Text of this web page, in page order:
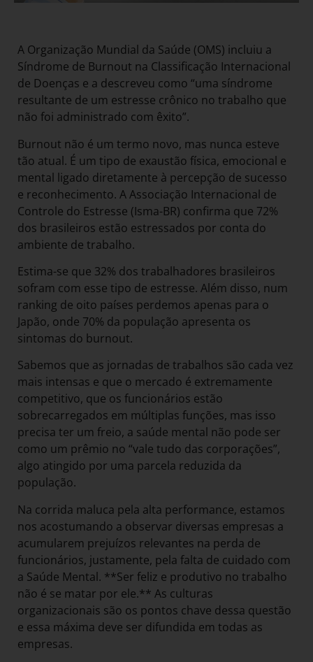
A Organização Mundial da Saúde (OMS) incluiu a
Síndrome de Burnout na Classificação Internacional
de Doenças e a descreveu como “uma síndrome
resultante de um estresse crônico no trabalho que
não foi administrado com êxito”.
Burnout não é um termo novo, mas nunca esteve
tão atual. É um tipo de exaustão física, emocional e
mental ligado diretamente à percepção de sucesso
e reconhecimento. A Associação Internacional de
Controle do Estresse (Isma-BR) confirma que 72%
dos brasileiros estão estressados por conta do
ambiente de trabalho.
Estima-se que 32% dos trabalhadores brasileiros
sofram com esse tipo de estresse. Além disso, num
ranking de oito países perdemos apenas para o
Japão, onde 70% da população apresenta os
sintomas do burnout.
Sabemos que as jornadas de trabalhos são cada vez
mais intensas e que o mercado é extremamente
competitivo, que os funcionários estão
sobrecarregados em múltiplas funções, mas isso
precisa ter um freio, a saúde mental não pode ser
como um prêmio no “vale tudo das corporações”,
algo atingido por uma parcela reduzida da
população.
Na corrida maluca pela alta performance, estamos
nos acostumando a observar diversas empresas a
acumularem prejuízos relevantes na perda de
funcionários, justamente, pela falta de cuidado com
a Saúde Mental. **Ser feliz e produtivo no trabalho
não é se matar por ele.** As culturas
organizacionais são os pontos chave dessa questão
e essa máxima deve ser difundida em todas as
empresas.